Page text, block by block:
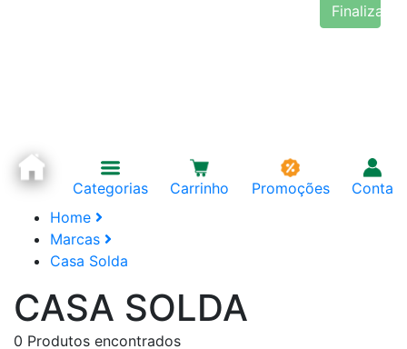
Finalizar
Categorias Carrinho Promoções
Conta
Home
Marcas
Casa Solda
CASA SOLDA
0 Produtos encontrados